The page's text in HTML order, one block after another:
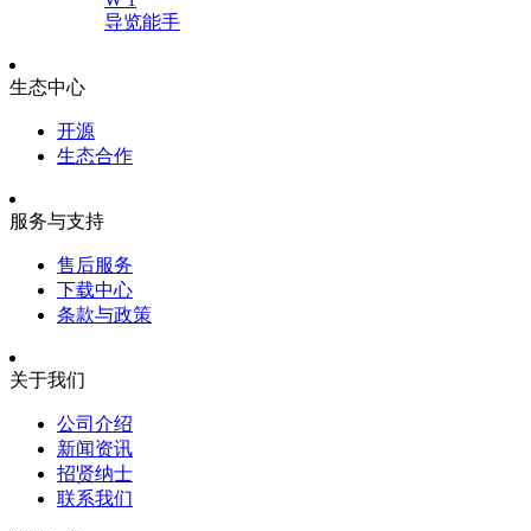
导览能手
生态中心
开源
生态合作
服务与支持
售后服务
下载中心
条款与政策
关于我们
公司介绍
新闻资讯
招贤纳士
联系我们